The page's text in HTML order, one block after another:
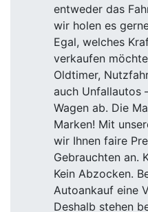
entweder das
wir holen es
Egal, welches
verkaufen
Oldtimer,
auch Unfallautos
Wagen ab. Die
Marken! Mit
wir Ihnen faire
Gebrauchten an.
Kein Abzocken.
Autoankauf eine
Deshalb stehen